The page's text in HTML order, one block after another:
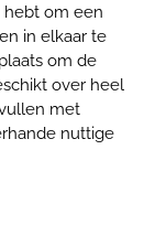
hebt om een
in elkaar te
om de
over heel
met
nuttige